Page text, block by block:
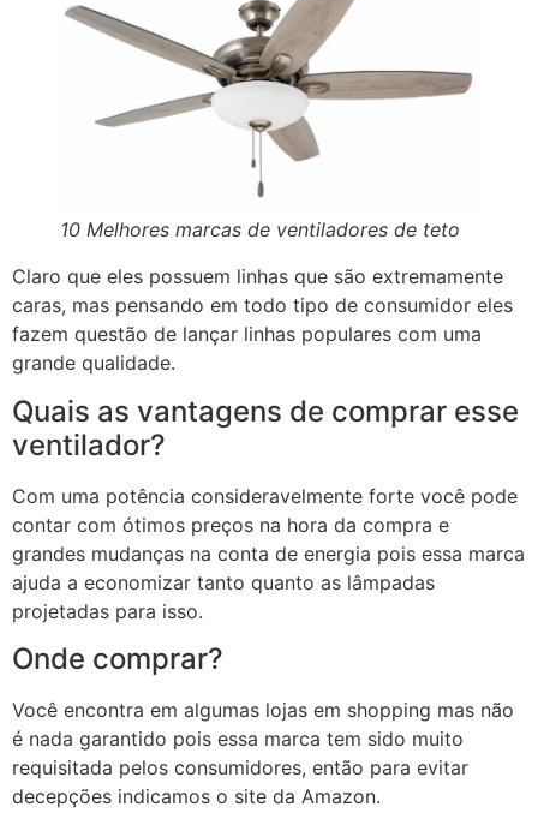
10 Melhores marcas de ventiladores de teto
Claro que eles possuem linhas que são extremamente
caras, mas pensando em todo tipo de consumidor eles
fazem questão de lançar linhas populares com uma
grande qualidade.
Quais as vantagens de comprar esse
ventilador?
Com uma potência consideravelmente forte você pode
contar com ótimos preços na hora da compra e
grandes mudanças na conta de energia pois essa marca
ajuda a economizar tanto quanto as lâmpadas
projetadas para isso.
Onde comprar?
Você encontra em algumas lojas em shopping mas não
é nada garantido pois essa marca tem sido muito
requisitada pelos consumidores, então para evitar
decepções indicamos o site da Amazon.